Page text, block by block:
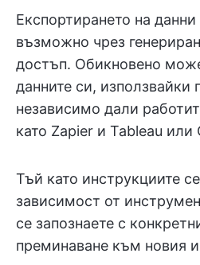
Експортирането на
възможно чрез
достъп. Обикновено
данните си, използвайки
независимо дали
като Zapier и Tableau
Тъй като инструкциите
зависимост от
се запознаете с
преминаване към новия